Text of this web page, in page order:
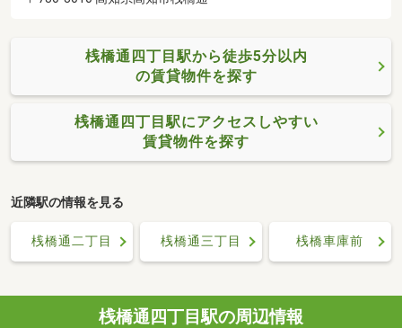
桟橋通四丁目駅から徒歩5分以内
の賃貸物件を探す
桟橋通四丁目駅にアクセスしやすい
賃貸物件を探す
近隣駅の情報を見る
桟橋通二丁目 桟橋通三丁目 桟橋車庫前
桟橋通四丁目駅の周辺情報